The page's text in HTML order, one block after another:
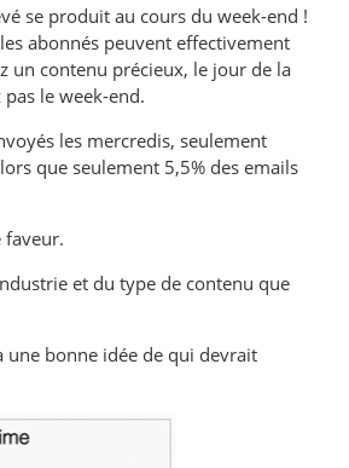
se produit au cours du week-end !
abonnés peuvent effectivement
un contenu précieux, le jour de la
le week-end.
les mercredis, seulement
que seulement 5,5% des emails
et du type de contenu que
une bonne idée de qui devrait